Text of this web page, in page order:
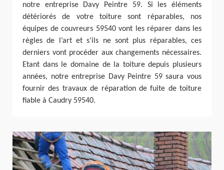
notre entreprise Davy Peintre 59. Si les éléments
détériorés de votre toiture sont réparables, nos
équipes de couvreurs 59540 vont les réparer dans les
règles de l’art et s’ils ne sont plus réparables, ces
derniers vont procéder aux changements nécessaires.
Etant dans le domaine de la toiture depuis plusieurs
années, notre entreprise Davy Peintre 59 saura vous
fournir des travaux de réparation de fuite de toiture
fiable à Caudry 59540.